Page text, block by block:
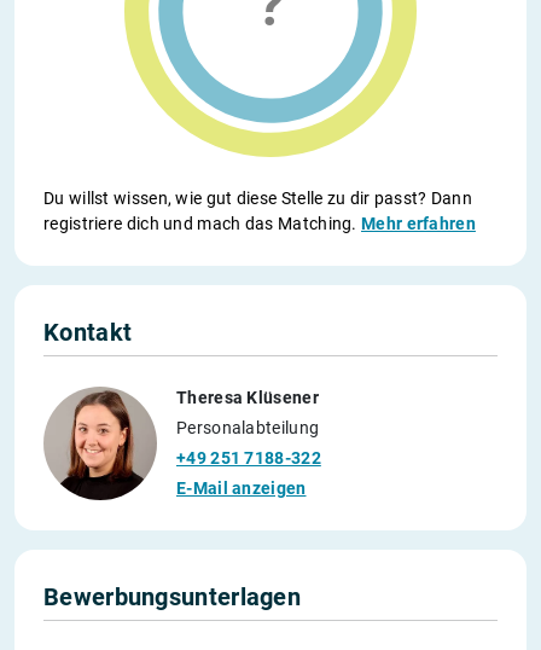
Du willst wissen, wie gut diese Stelle zu dir passt? Dann
registriere dich und mach das Matching.Mehr erfahren
Kontakt
Theresa Klüsener
Personalabteilung
+49 251 7188-322
E-Mail anzeigen
Bewerbungsunterlagen